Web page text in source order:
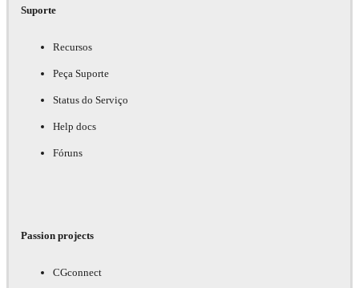
Suporte
Recursos
Peça Suporte
Status do Serviço
Help docs
Fóruns
Passion projects
CGconnect